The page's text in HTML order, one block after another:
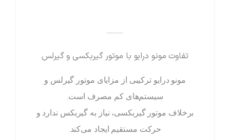
——
تفاوت مونو درایو با موتور گیربکسی و گیرلس
مونو درایو ترکیبی از مزایای موتور گیرلس و
سیستم‌های کم مصرف است.
برخلاف موتور گیربکسی، نیاز به گیربکس ندارد و
حرکت مستقیم ایجاد می‌کند.